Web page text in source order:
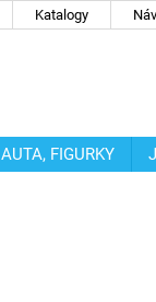
Katalogy
AUTA, FIGURKY